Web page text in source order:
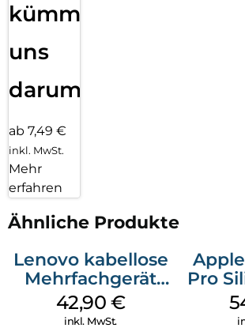
kümmern
uns
darum!
ab 7,49 €
inkl. MwSt.
Mehr
erfahren
Ähnliche Produkte
Lenovo kabellose
Mehrfachgerät
Luna Grey
42,90 €
inkl. MwSt.
Pro